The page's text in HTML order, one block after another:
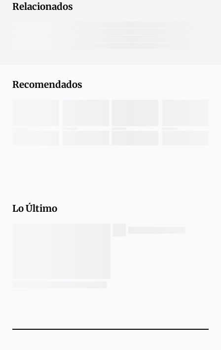
Relacionados
Recomendados
Lo Último